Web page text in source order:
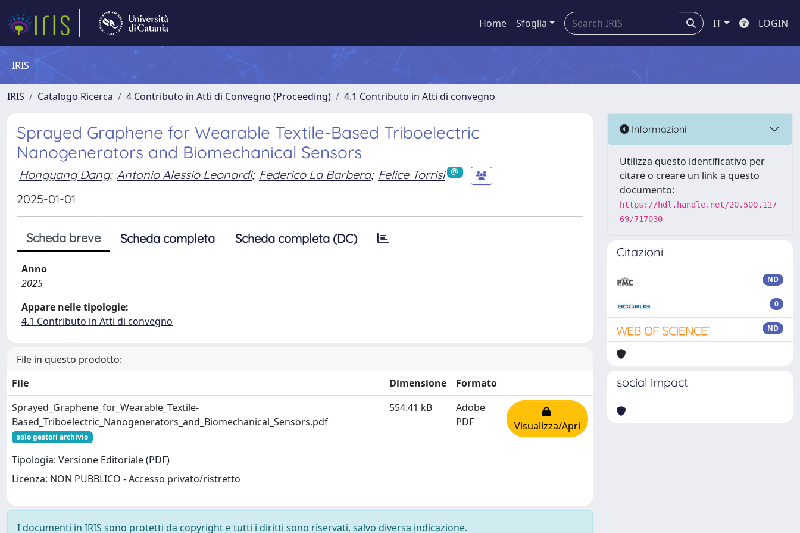
Home Sfoglia IT LOGIN
IRIS
IRIS Catalogo Ricerca 4 Contributo in Atti di Convegno (Proceeding) 4.1 Contributo in Atti di convegno
Sprayed Graphene for Wearable Textile-Based Triboelectric
Nanogenerators and Biomechanical Sensors
Hongyang Dang; Antonio Alessio Leonardi; Federico La Barbera; Felice Torrisi
2025-01-01
Scheda breve Scheda completa Scheda completa (DC)
Anno
2025
Appare nelle tipologie:
4.1 Contributo in Atti di convegno
File in questo prodotto:
File
Dimensione
Formato
Sprayed_Graphene_for_Wearable_Textile-
Based_Triboelectric_Nanogenerators_and_Biomechanical_Sensors.pdf
solo gestori archivio
Tipologia: Versione Editoriale (PDF)
Licenza: NON PUBBLICO - Accesso privato/ristretto
554.41 kB
Adobe
PDF
Visualizza/Apri
I documenti in IRIS sono protetti da copyright e tutti i diritti sono riservati, salvo diversa indicazione.
Informazioni
Utilizza questo identificativo per
citare o creare un link a questo
documento:
https://hdl.handle.net/20.500.117
69/717030
Citazioni
ND
0
ND
social impact